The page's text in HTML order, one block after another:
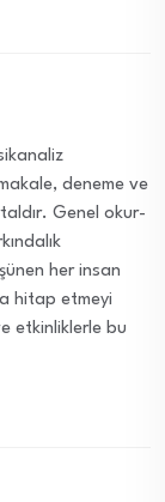
deneme ve
Genel okur-
her insan
hitap etmeyi
etkinliklerle bu